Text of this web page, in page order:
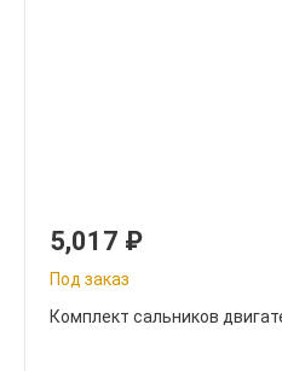
5,017 ₽
Под заказ
Комплект сальников